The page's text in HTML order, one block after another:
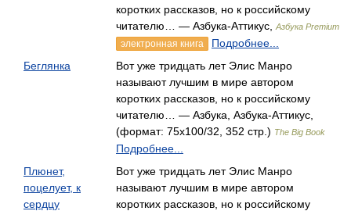
коротких рассказов, но к российскому
читателю… — Азбука-Аттикус,
Азбука Premium
электронная книга
Подробнее...
Беглянка
Вот уже тридцать лет Элис Манро
называют лучшим в мире автором
коротких рассказов, но к российскому
читателю… — Азбука, Азбука-Аттикус,
(формат: 75x100/32, 352 стр.) The Big Book
Подробнее...
Плюнет,
поцелует, к
сердцу
Вот уже тридцать лет Элис Манро
называют лучшим в мире автором
коротких рассказов, но к российскому